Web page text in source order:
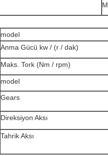
model
Anma Gücü kw / (r / dak)
Maks. Tork (Nm / rpm)
model
Gears
Direksiyon Aksı
Tahrik Aksı